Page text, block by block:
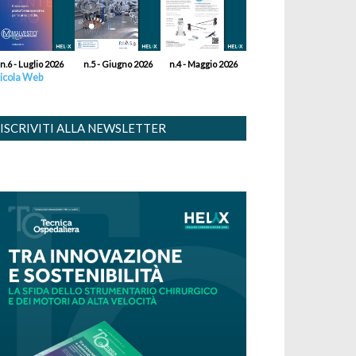
n.6 - Luglio 2026 n.5 - Giugno 2026 n.4 - Maggio 2026
Web
ISCRIVITI ALLA NEWSLETTER